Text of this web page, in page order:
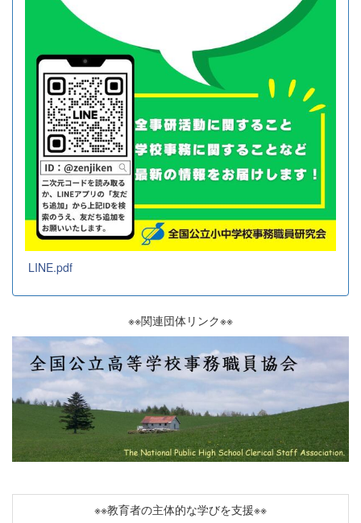
LINE.pdf
※※関連団体リンク※※
※※教育者の主体的な学びを支援※※